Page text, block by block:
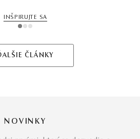
INŠPIRUJTE SA
1 2 3
ČLÁNKY
NOVINKY